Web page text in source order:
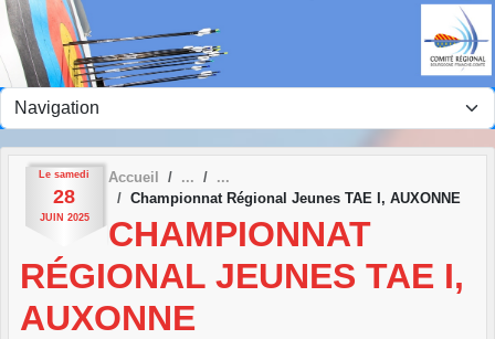
Le samedi
28
JUIN 2025
Accueil
Championnat Régional Jeunes TAE I, AUXONNE
CHAMPIONNAT
RÉGIONAL JEUNES TAE I,
AUXONNE
Panneau de gestion des cookies